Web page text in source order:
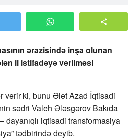
ərazisində inşa olunan
il istifadəyə verilməsi
verir ki, bunu Ələt Azad İqtisadi
sədri Valeh Ələsgərov Bakıda
dayanıqlı iqtisadi transformasiya
tədbirində deyib.